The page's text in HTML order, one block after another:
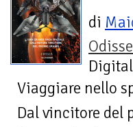
di
Digital
Viaggiare nello
Dal vincitore del